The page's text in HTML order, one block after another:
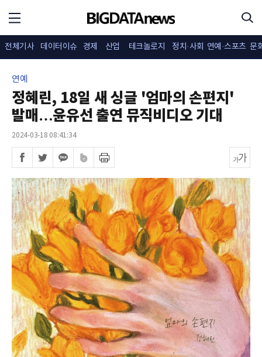
전체기사 데이터이슈 경제 산업 테크놀로지 정치·사회 연예·스포츠 문
연예
정혜린, 18일 새 싱글 '엄마의 손편지'
발매…윤유선 출연 뮤직비디오 기대
2024-03-18 08:41:34